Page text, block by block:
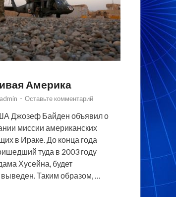
Америка
admin - Оставьте комментарий
Джозеф Байден объявил о
миссии американских
в Ираке. До конца года
туда в 2003 году
Хусейна, будет
выведен. Таким образом, …